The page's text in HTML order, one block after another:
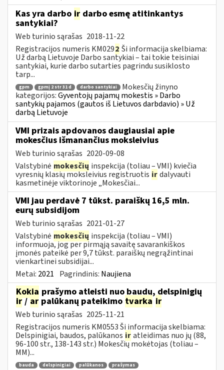
Kas yra darbo ir darbo esmę atitinkantys
santykiai?
Web turinio sąrašas 2018-11-22
Registracijos numeris KM0292 Ši informacija skelbiama:
Už darbą Lietuvoje Darbo santykiai – tai tokie teisiniai
santykiai, kurie darbo sutarties pagrindu susiklosto
tarp...
gpm gpmį 2 str 31 d darbo santykiai
Mokesčių žinyno
kategorijos:Gyventojų pajamų mokestis » Darbo
santykių pajamos (gautos iš Lietuvos darbdavio) » Už
darbą Lietuvoje
VMI prizais apdovanos daugiausiai apie
mokesčius išmanančius moksleivius
Web turinio sąrašas 2020-09-08
Valstybinė mokesčių inspekcija (toliau – VMI) kviečia
vyresnių klasių moksleivius registruotis irdalyvauti
kasmetinėje viktorinoje „Mokesčiai...
VMI jau perdavė 7 tūkst. paraiškų 16,5 mln.
eurų subsidijom
Web turinio sąrašas 2021-01-27
Valstybinė mokesčių inspekcija (toliau – VMI)
informuoja, jog per pirmąją savaitę savarankiškos
įmonės pateikė per 9,7 tūkst. paraiškų negrąžintinai
vienkartinei subsidijai...
Metai: 2021 Pagrindinis: Naujiena
Kokia prašymo atleisti nuo baudų, delspinigių
ir/ar palūkanų pateikimo tvarka ir
Web turinio sąrašas 2025-11-21
Registracijos numeris KM0553 Ši informacija skelbiama:
Delspinigiai, baudos, palūkanos iratleidimas nuo jų (88,
96-100 str., 138-143 str.) Mokesčių mokėtojas (toliau –
MM)...
bauda delspinigiai palūkanos
prašymas